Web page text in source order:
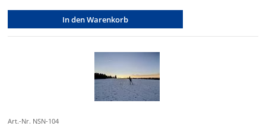
In den Warenkorb
Art.-Nr. NSN-104